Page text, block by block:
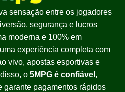
sensação entre os jogadores
segurança e lucros
moderna e 100% em
experiência completa com
vivo, apostas esportivas e
o 5MPG é confiável ,
garante pagamentos rápidos